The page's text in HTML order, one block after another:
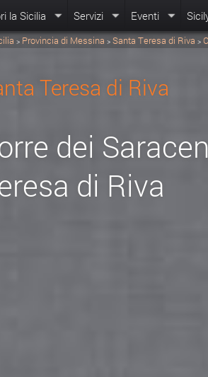
la Sicilia Servizi Eventi
> Provincia di Messina > Santa Teresa di Riva >
Teresa di Riva
dei
di Riva